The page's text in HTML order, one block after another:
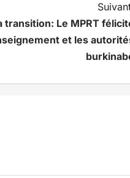
transition: Le MPRT
et les